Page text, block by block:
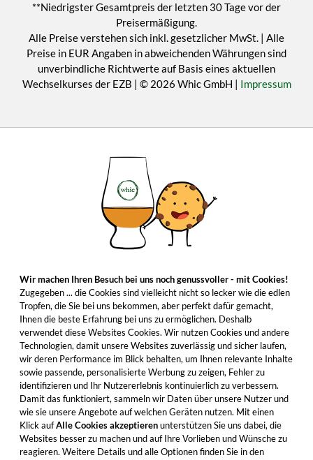
**Niedrigster Gesamtpreis der letzten 30 Tage vor der
Preisermäßigung.
Alle Preise verstehen sich inkl. gesetzlicher MwSt. | Alle
Preise in EUR Angaben in abweichenden Währungen sind
unverbindliche Richtwerte auf Basis eines aktuellen
Wechselkurses der EZB | © 2026 Whic GmbH | Impressum
Wir machen Ihren Besuch bei uns noch genussvoller - mit Cookies!
Zugegeben ... die Cookies sind vielleicht nicht so lecker wie die edlen
Tropfen, die Sie bei uns bekommen, aber perfekt dafür gemacht,
Ihnen die beste Erfahrung bei uns zu ermöglichen. Deshalb
verwendet diese Websites Cookies. Wir nutzen Cookies und andere
Technologien, damit unsere Websites zuverlässig und sicher laufen,
wir deren Performance im Blick behalten, um Ihnen relevante Inhalte
sowie passende, personalisierte Werbung zu zeigen, Fehler zu
identifizieren und Ihr Nutzererlebnis kontinuierlich zu verbessern.
Damit das funktioniert, sammeln wir Daten über unsere Nutzer und
wie sie unsere Angebote auf welchen Geräten nutzen. Mit einen
Klick aufAlle Cookies akzeptierenunterstützen Sie uns dabei, die
Websites besser zu machen und auf Ihre Vorlieben und Wünsche zu
reagieren. Weitere Details und alle Optionen finden Sie in den